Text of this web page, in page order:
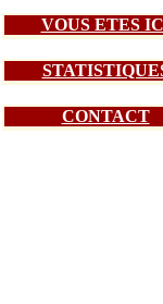
VOUS ETES
CONTACT